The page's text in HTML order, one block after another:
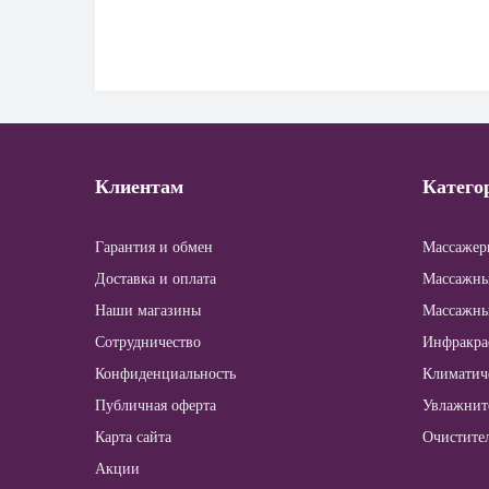
Клиентам
Гарантия и обмен
Доставка и оплата
Наши магазины
Сотрудничество
Конфиденциальность
Публичная оферта
Карта сайта
Акции